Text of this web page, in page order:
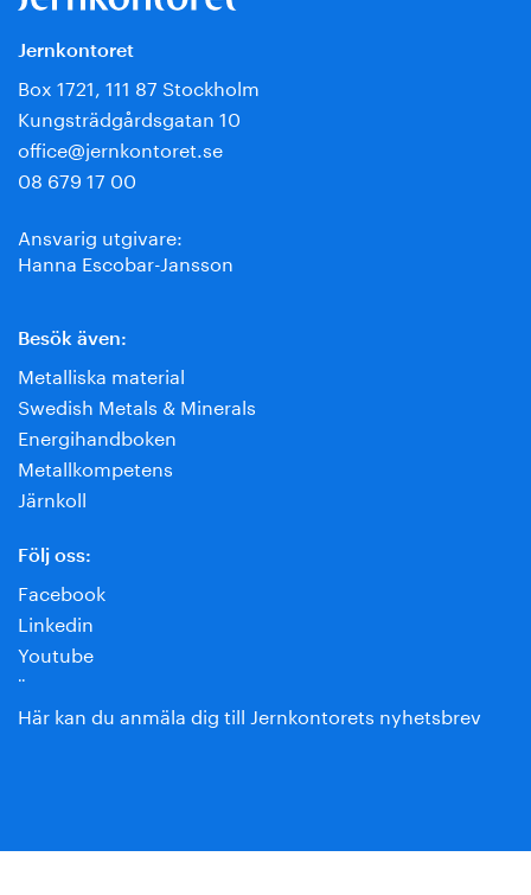
Jernkontoret
Box 1721, 111 87 Stockholm
Kungsträdgårdsgatan 10
office@jernkontoret.se
08 679 17 00
Ansvarig utgivare:
Hanna Escobar-Jansson
Besök även:
Metalliska material
Swedish Metals & Minerals
Energihandboken
Metallkompetens
Järnkoll
Följ oss:
Facebook
Linkedin
Youtube
¨
Här kan du anmäla dig till Jernkontorets nyhetsbrev